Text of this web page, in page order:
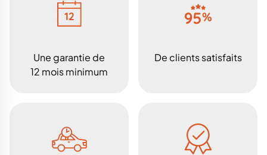
Une garantie de
12 mois minimum
De clients satisfaits